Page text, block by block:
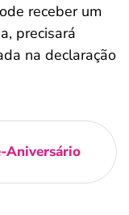
receber um
precisará
na declaração
Aniversário